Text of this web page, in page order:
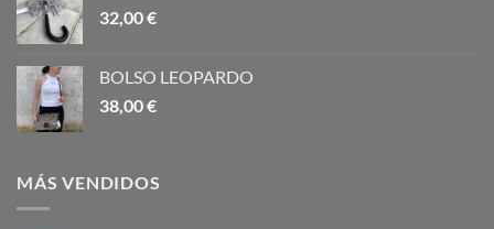
32,00€
BOLSO LEOPARDO
38,00€
MÁS VENDIDOS